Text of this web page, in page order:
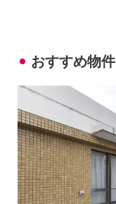
おすすめ物件